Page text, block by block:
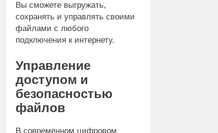
Вы сможете выгружать,
сохранять и управлять своими
файлами с любого
подключения к интернету.
Управление
доступом и
безопасностью
файлов
В современном цифровом